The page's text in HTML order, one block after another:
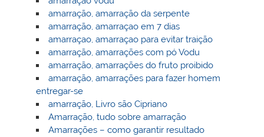
amarração, amarração da serpente
amarração, amarraçao em 7 dias
amarraçao, amarraçao para evitar traição
amarração, amarrações com pó Vodu
amarração, amarrações do fruto proibido
amarração, amarrações para fazer homem
entregar-se
amarração, Livro são Cipriano
Amarração, tudo sobre amarração
Amarrações – como garantir resultado